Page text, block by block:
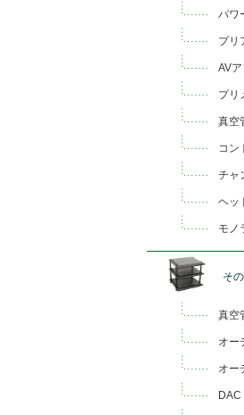
パワ
プリ
AV
プリ
真空
コン
チャ
ヘッ
モノ
そ
真空
オー
オー
DAC